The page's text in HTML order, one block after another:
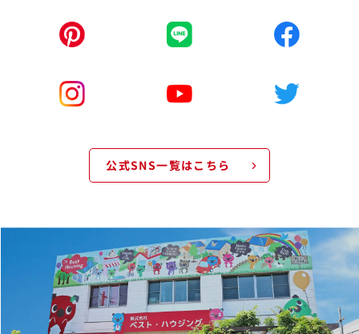
公式SNS一覧はこちら